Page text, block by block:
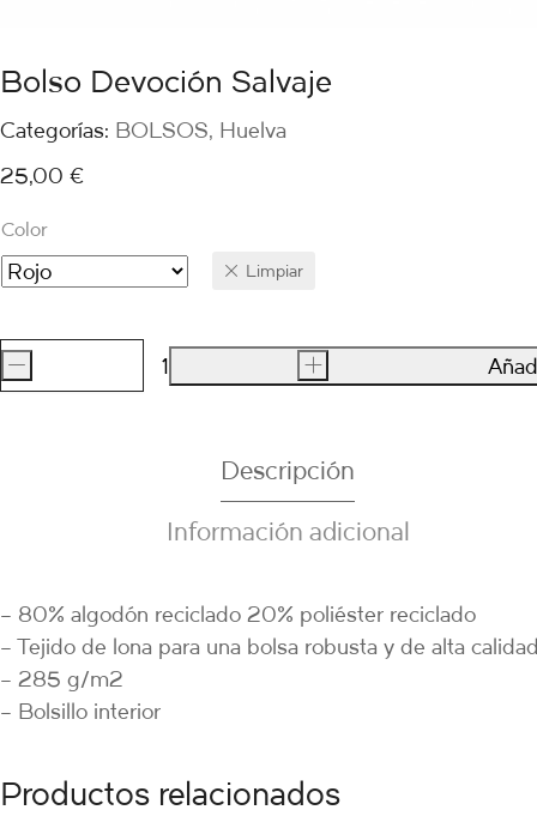
Bolso Devoción Salvaje
25,00 €
Color
Limpiar
Bolso
- +
Categorías: BOLSOS, Huelva
Descripción
Información adicional
– 80% algodón reciclado 20% poliéster reciclado
– Tejido de lona para una bolsa robusta y de alta
– 285 g/m2
– Bolsillo interior
Productos relacionados